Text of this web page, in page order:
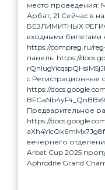
место проведения:
Арбат, 21 Сейчас в
БЕЗЛИМИТНЫХ
входными билетами
https://compreg.ru/
панель: https://
c Регистрационные
https://
Предварительное
https://
вечернего
Arbat Cup 2025
Aphrodite Grand